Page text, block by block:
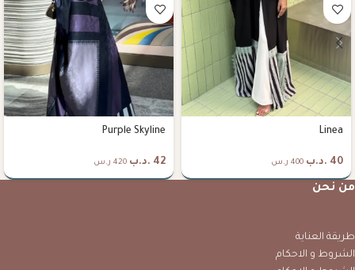
Linea
40 .د.ب 400 ر.س
Purple Skyline
42 .د.ب 420 ر.س
من نحن
طريقة العناية
الشروط و الاحكام